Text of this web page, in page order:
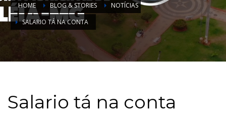
HOME BLOG & STORIES
NOTÍCIAS
SALARIO TÁ NA CONTA
Salario tá na conta